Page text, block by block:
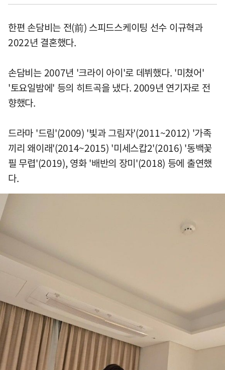
한편 손담비는 전(前) 스피드스케이팅 선수 이규혁과
2022년 결혼했다.
손담비는 2007년 '크라이 아이'로 데뷔했다. '미쳤어'
'토요일밤에' 등의 히트곡을 냈다. 2009년 연기자로 전
향했다.
드라마 '드림'(2009) '빛과 그림자'(2011~2012) '가족
끼리 왜이래'(2014~2015) '미세스캅2'(2016) '동백꽃
필 무렵'(2019), 영화 '배반의 장미'(2018) 등에 출연했
다.